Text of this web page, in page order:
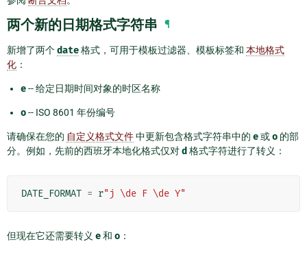
两个新的日期格式字符串 ¶
新增了两个date格式，可用于模板过滤器、模板标签和 本地格式
化 ：
e-- 给定日期时间对象的时区名称
o-- ISO 8601 年份编号
请确保在您的 自定义格式文件中更新包含格式字符串中的 e或o 的部
分。例如，先前的西班牙本地化格式仅对d格式字符进行了转义：
DATE_FORMAT = r"j \de F \de Y"
但现在它还需要转义 e和 o ：